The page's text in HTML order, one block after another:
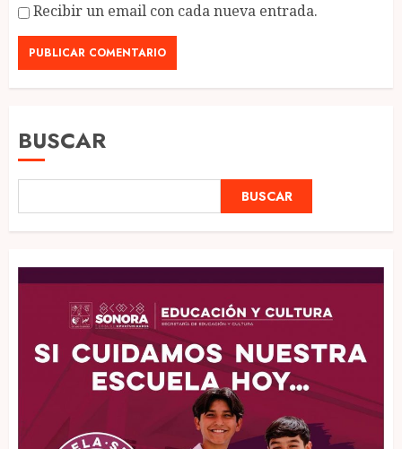
Recibir un email con cada nueva entrada.
BUSCAR
BUSCAR